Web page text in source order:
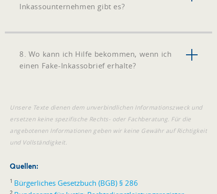
Inkassounternehmen gibt es?
8. Wo kann ich Hilfe bekommen, wenn ich
einen Fake-Inkassobrief erhalte?
Unsere Texte dienen dem unverbindlichen Informationszweck und
ersetzen keine spezifische Rechts- oder Fachberatung. Für die
angebotenen Informationen geben wir keine Gewähr auf Richtigkeit
und Vollständigkeit.
Quellen:
1 Bürgerliches Gesetzbuch (BGB) § 286
2